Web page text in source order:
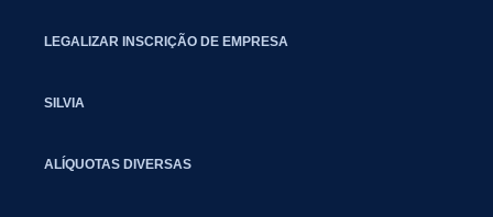
LEGALIZAR INSCRIÇÃO DE EMPRESA
SILVIA
ALÍQUOTAS DIVERSAS